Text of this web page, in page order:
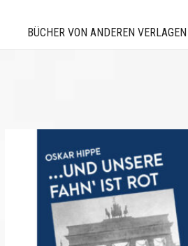
BÜCHER VON ANDEREN VERLAGEN